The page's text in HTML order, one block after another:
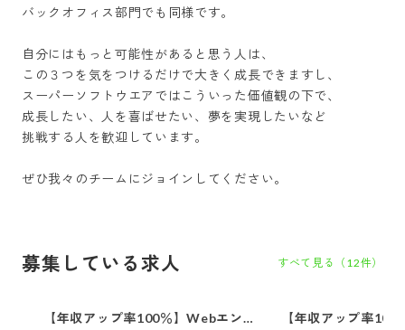
バックオフィス部門でも同様です。
自分にはもっと可能性があると思う人は、
この３つを気をつけるだけで大きく成長できますし、
スーパーソフトウエアではこういった価値観の下で、
成長したい、人を喜ばせたい、夢を実現したいなど
挑戦する人を歓迎しています。
募集している求人 すべて見る（ 12件）
【年収アップ率100％】Webエンジ
【年収アップ率